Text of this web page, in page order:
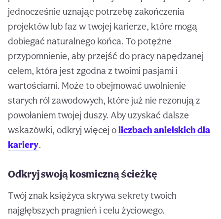
jednocześnie uznając potrzebę zakończenia
projektów lub faz w twojej karierze, które mogą
dobiegać naturalnego końca. To potężne
przypomnienie, aby przejść do pracy napędzanej
celem, która jest zgodna z twoimi pasjami i
wartościami. Może to obejmować uwolnienie
starych ról zawodowych, które już nie rezonują z
powołaniem twojej duszy. Aby uzyskać dalsze
wskazówki, odkryj więcej oliczbach anielskich dla
kariery.
Odkryj swoją kosmiczną ścieżkę
Twój znak księżyca skrywa sekrety twoich
najgłębszych pragnień i celu życiowego.